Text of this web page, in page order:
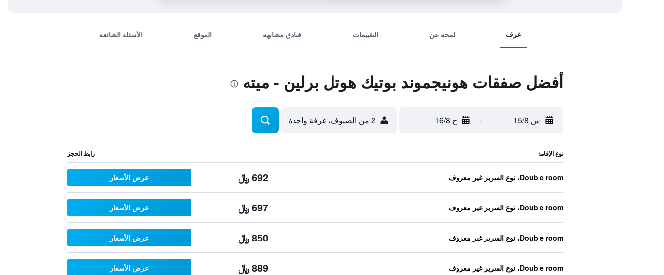
غرف لمحة عن التقييمات فنادق مشابهة الموقع الأسئلة الشائعة
أفضل صفقات هونيجموند بوتيك هوتل برلين - ميته
س 15/8 - ح 16/8 2 من الضيوف، غرفة واحدة
نوع الإقامة رابط الحجز
Double room، نوع السرير غير معروف 692 ﷼ عرض الأسعار
Double room، نوع السرير غير معروف 697 ﷼ عرض الأسعار
Double room، نوع السرير غير معروف 850 ﷼ عرض الأسعار
Double room، نوع السرير غير معروف 889 ﷼ عرض الأسعار